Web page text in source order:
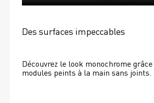
Des surfaces impeccables
Découvrez le look monochrome grâce
modules peints à la main sans joints.